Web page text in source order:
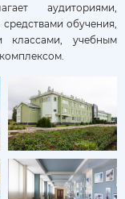
аудиториями,
обучения,
классами, учебным